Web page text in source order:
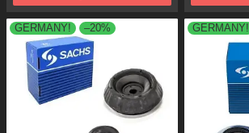
GERMANY! –20% GERMANY!